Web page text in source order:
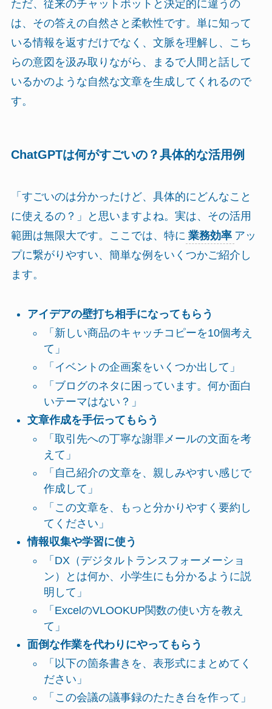
ただ、従来のチャットボットと決定的に違うの
は、その答えの自然さと柔軟性です。単に知って
いる情報を返すだけでなく、文脈を理解し、こち
らの意図を汲み取りながら、まるで人間と話して
いるかのような自然な文章を生成してくれるので
す。
ChatGPTは何がすごいの？具体的な活用例
「すごいのは分かったけど、具体的にどんなこと
に使えるの？」と思いますよね。実は、その活用
範囲は無限大です。ここでは、特に 業務効率 アッ
プに繋がりやすい、簡単な例をいくつかご紹介し
ます。
アイデアの壁打ち相手になってもらう
「新しい商品のキャッチコピーを10個考え
て」
「イベントの企画案をいくつか出して」
「ブログのネタに困っています。何か面白
いテーマはない？」
文章作成を手伝ってもらう
「取引先への丁寧な謝罪メールの文面を考
えて」
「自己紹介の文章を、親しみやすい感じで
作成して」
「この文章を、もっと分かりやすく要約し
てください」
情報収集や学習に使う
「DX（デジタルトランスフォーメーショ
ン）とは何か、小学生にも分かるように説
明して」
「ExcelのVLOOKUP関数の使い方を教え
て」
面倒な作業を代わりにやってもらう
「以下の箇条書きを、表形式にまとめてく
ださい」
「この会議の議事録のたたき台を作って」